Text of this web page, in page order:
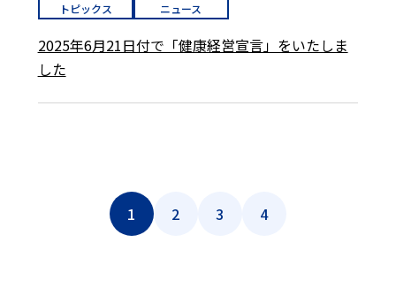
トピックス ニュース
2025年6月21日付で「健康経営宣言」をいたしま
した
1 2 3 4